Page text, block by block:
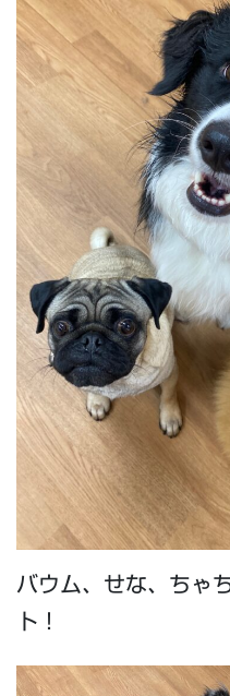
バウム、せな、ちゃ
ト！